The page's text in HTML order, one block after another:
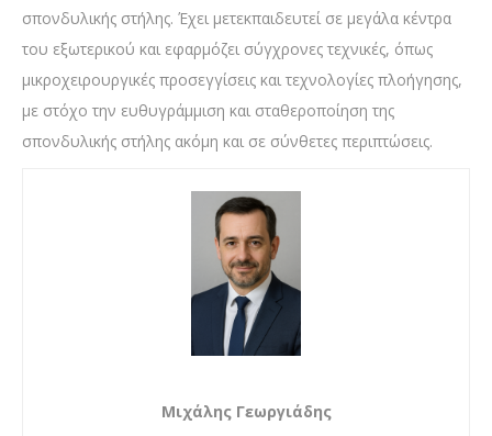
σπονδυλικής στήλης. Έχει μετεκπαιδευτεί σε μεγάλα κέντρα
του εξωτερικού και εφαρμόζει σύγχρονες τεχνικές, όπως
μικροχειρουργικές προσεγγίσεις και τεχνολογίες πλοήγησης,
με στόχο την ευθυγράμμιση και σταθεροποίηση της
σπονδυλικής στήλης ακόμη και σε σύνθετες περιπτώσεις.
Μιχάλης Γεωργιάδης